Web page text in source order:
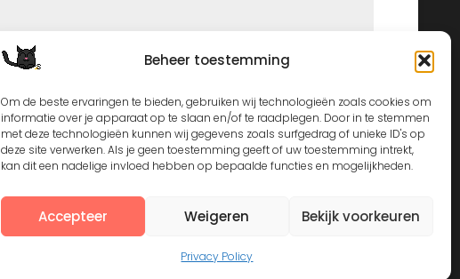
Beheer toestemming
Om de beste ervaringen te bieden, gebruiken wij technologieën zoals cookies om
informatie over je apparaat op te slaan en/of te raadplegen. Door in te stemmen
met deze technologieën kunnen wij gegevens zoals surfgedrag of unieke ID's op
deze site verwerken. Als je geen toestemming geeft of uw toestemming intrekt,
kan dit een nadelige invloed hebben op bepaalde functies en mogelijkheden.
Accepteer Weigeren Bekijk voorkeuren
Privacy Policy